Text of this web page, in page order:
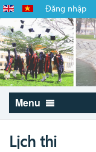
Đăng nhập
Menu
Lịch thi